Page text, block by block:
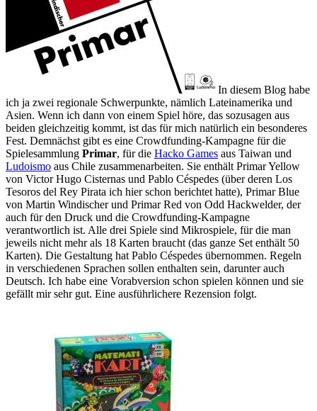
In diesem Blog habe
ich ja zwei regionale Schwerpunkte, nämlich Lateinamerika und
Asien. Wenn ich dann von einem Spiel höre, das sozusagen aus
beiden gleichzeitig kommt, ist das für mich natürlich ein besonderes
Fest. Demnächst gibt es eine Crowdfunding-Kampagne für die
Spielesammlung Primar, für die Hacko Games aus Taiwan und
Ludoismo aus Chile zusammenarbeiten. Sie enthält Primar Yellow
von Victor Hugo Cisternas und Pablo Céspedes (über deren Los
Tesoros del Rey Pirata ich hier schon berichtet hatte), Primar Blue
von Martin Windischer und Primar Red von Odd Hackwelder, der
auch für den Druck und die Crowdfunding-Kampagne
verantwortlich ist. Alle drei Spiele sind Mikrospiele, für die man
jeweils nicht mehr als 18 Karten braucht (das ganze Set enthält 50
Karten). Die Gestaltung hat Pablo Céspedes übernommen. Regeln
in verschiedenen Sprachen sollen enthalten sein, darunter auch
Deutsch. Ich habe eine Vorabversion schon spielen können und sie
gefällt mir sehr gut. Eine ausführlichere Rezension folgt.